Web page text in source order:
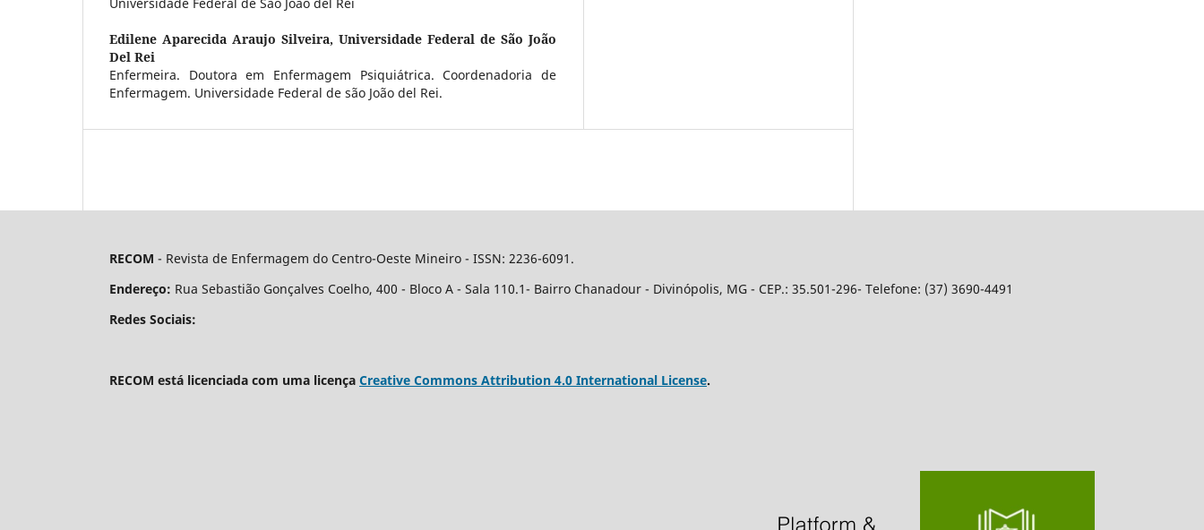
Edilene Aparecida Araujo Silveira, Universidade Federal de São João
Del Rei
Enfermeira. Doutora em Enfermagem Psiquiátrica. Coordenadoria de
Enfermagem. Universidade Federal de são João del Rei.
RECOM - Revista de Enfermagem do Centro-Oeste Mineiro - ISSN: 2236-6091.
Endereço: Rua Sebastião Gonçalves Coelho, 400 - Bloco A - Sala 110.1- Bairro Chanadour - Divinópolis, MG - CEP.: 35.501-296- Telefone: (37) 3690-4491
Redes Sociais:
RECOM está licenciada com uma licença Creative Commons Attribution 4.0 International License.